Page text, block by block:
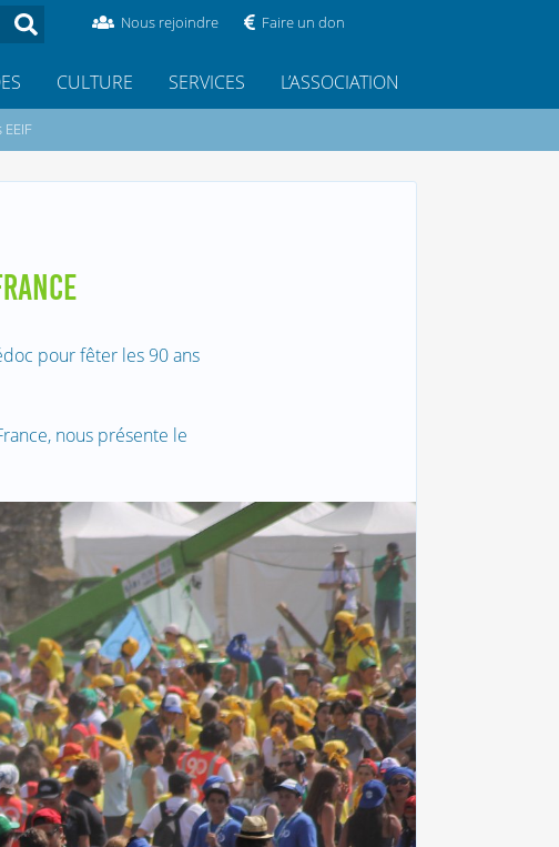
Nous rejoindre Faire un don
CULTURE SERVICES L’ASSOCIATION
pour fêter les 90 ans
nous présente le